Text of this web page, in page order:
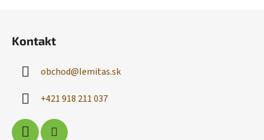
Kontakt
obchod@lemitas.sk
+421 918 211 037